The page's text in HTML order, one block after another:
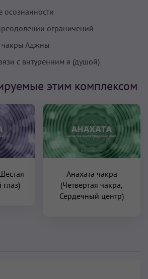
ограничений
чакры Аджны
с внтуренним я (душой)
этим комплексом
глаз)
Анахата чакра
(Четвертая чакра,
Сердечный центр)